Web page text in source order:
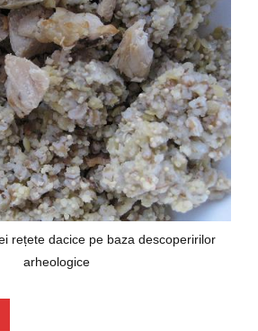
rețete dacice pe baza descoperirilor
arheologice